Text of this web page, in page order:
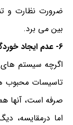
ضرورت نظارت و
بین می برد.
6- عدم ایجاد خوردگی در دیگ‌های روغن داغ
اگرچه سیستم های
تاسیسات محبوب
صرفه است، آنها
اما درمقایسه،